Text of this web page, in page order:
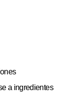
a ingredientes